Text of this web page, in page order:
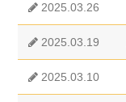
2025.03.26
2025.03.19
2025.03.10